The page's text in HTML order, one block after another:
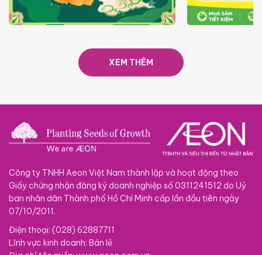
TRAO TẾT TRĂNG TRÒN GẮN
GIÁ LUÔN
XEM THÊM
Công ty TNHH Aeon Việt Nam thành lập và hoạt động theo
Giấy chứng nhận đăng ký doanh nghiệp số 0311241512 do Uỷ
ban nhân dân Thành phố Hồ Chí Minh cấp lần đầu tiên ngày
07/10/2011.
Điện thoại: (028) 62887711
Lĩnh vực kinh doanh: Bán lẻ